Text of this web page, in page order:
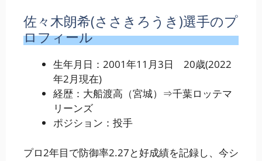
佐々木朗希(ささきろうき)選手のプ
ロフィール
生年月日：2001年11月3日 20歳(2022
年2月現在)
経歴：大船渡高（宮城）⇒千葉ロッテマ
リーンズ
ポジション：投手
プロ2年目で防御率2.27と好成績を記録し、今シ